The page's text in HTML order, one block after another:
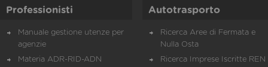
Professionisti
Manuale gestione utenze per
agenzie
Materia ADR-RID-ADN
Autotrasporto
Ricerca Aree di Fermata e
Nulla Osta
Ricerca Imprese Iscritte REN